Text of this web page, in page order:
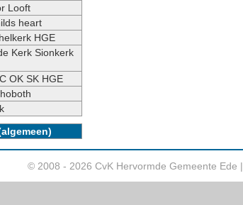
Looft
heart
HGE
Kerk Sionkerk
OK SK HGE
© 2008 - 2026 CvK Hervormde Gemeente Ede |